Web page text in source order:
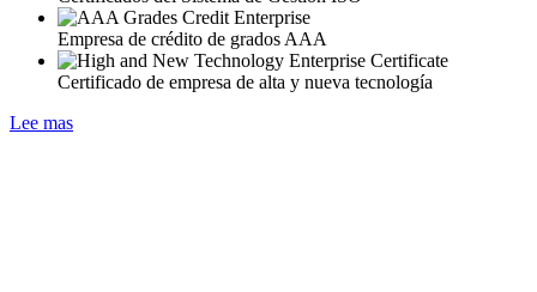
Empresa de crédito de grados AAA
Certificado de empresa de alta y nueva tecnología
Lee mas